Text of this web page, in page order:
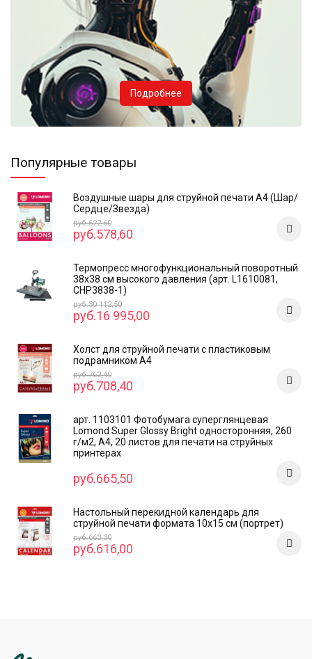
Подробнее
Популярные товары
Воздушные шары для струйной печати А4 (Шар/
Сердце/Звезда)
руб.622,60
руб.578,60
Термопресс многофункциональный поворотный
38х38 см высокого давления (арт. L1610081,
CHP3838-1)
руб.30 112,50
руб.16 995,00
Холст для струйной печати с пластиковым
подрамником А4
руб.763,40
руб.708,40
арт. 1103101 Фотобумага суперглянцевая
Lomond Super Glossy Bright односторонняя, 260
г/м2, А4, 20 листов для печати на струйных
принтерах
руб.665,50
Настольный перекидной календарь для
струйной печати формата 10x15 см (портрет)
руб.663,30
руб.616,00